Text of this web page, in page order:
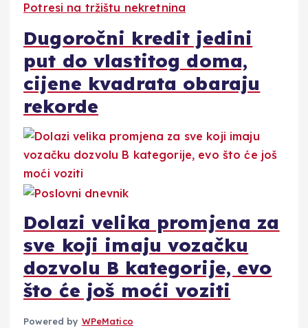
Potresi na tržištu nekretnina
Dugoročni kredit jedini
put do vlastitog doma,
cijene kvadrata obaraju
rekorde
Dolazi velika promjena za
sve koji imaju vozačku
dozvolu B kategorije, evo
što će još moći voziti
Powered by WPeMatico